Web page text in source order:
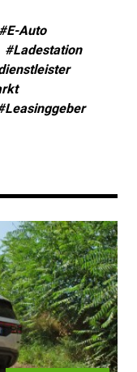
#E-Auto
#Ladestation